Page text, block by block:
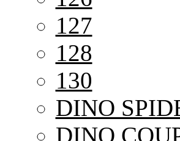
127
128
130
DINO
DINO